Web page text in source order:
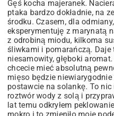
Gęś kocha majeranek.
ptaka bardzo dokładnie, na
środku. Czasem, dla odmiany,
eksperymentuję z marynatą
z odrobiną miodu, kilkoma
śliwkami i pomarańczą. Daje
niesamowity, głęboki
chcecie mieć absolutną
mięso będzie niewiarygodnie
postawcie na solankę. To nic
roztwór wody z solą i
lat temu odkryłem